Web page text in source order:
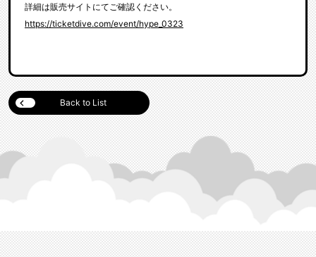
詳細は販売サイトにてご確認ください。
https://ticketdive.com/event/hype_0323
Back to List